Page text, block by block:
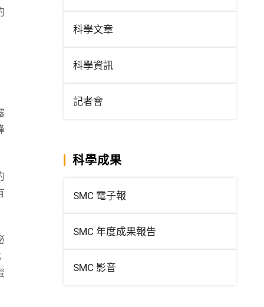
科學文章
科學資訊
記者會
科學成果
SMC 電子報
SMC 年度成果報告
SMC 影音